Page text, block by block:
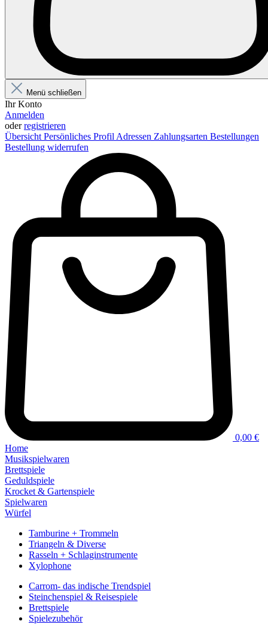
Menü schließen
Ihr Konto
Anmelden
oderregistrieren
Übersicht Persönliches Profil Adressen Zahlungsarten Bestellungen
Bestellung widerrufen
0,00 €
Home
Musikspielwaren
Brettspiele
Geduldspiele
Krocket & Gartenspiele
Spielwaren
Würfel
Tamburine + Trommeln
Triangeln & Diverse
Rasseln + Schlaginstrumente
Xylophone
Carrom- das indische Trendspiel
Steinchenspiel & Reisespiele
Brettspiele
Spielezubehör